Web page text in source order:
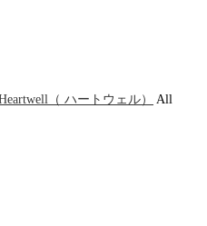
（ ハートウェル）
All